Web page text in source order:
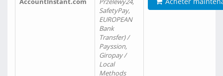
SafetyPay,
EUROPEAN
Bank
Transfer) /
Payssion,
Giropay /
Local
Methods